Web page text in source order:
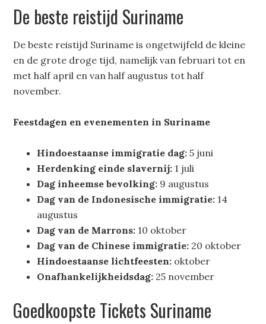
De beste reistijd Suriname
De beste reistijd Suriname is ongetwijfeld de kleine
en de grote droge tijd, namelijk van februari tot en
met half april en van half augustus tot half
november.
Feestdagen en evenementen in Suriname
Hindoestaanse immigratie dag: 5 juni
Herdenking einde slavernij: 1 juli
Dag inheemse bevolking: 9 augustus
Dag van de Indonesische immigratie: 14
augustus
Dag van de Marrons: 10 oktober
Dag van de Chinese immigratie: 20 oktober
Hindoestaanse lichtfeesten: oktober
Onafhankelijkheidsdag: 25 november
Goedkoopste Tickets Suriname